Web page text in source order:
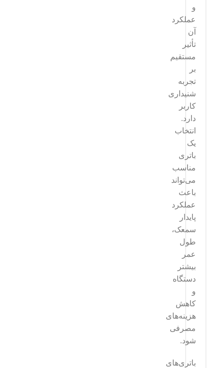
و
عملکرد
آن
تأثیر
مستقیم
بر
تجربه
شنیداری
کاربر
دارد.
انتخاب
یک
باتری
مناسب
می‌تواند
باعث
عملکرد
پایدار
سمعک،
طول
عمر
بیشتر
دستگاه
و
کاهش
هزینه‌های
مصرفی
شود.
باتری‌های